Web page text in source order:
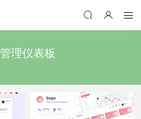
管理仪表板